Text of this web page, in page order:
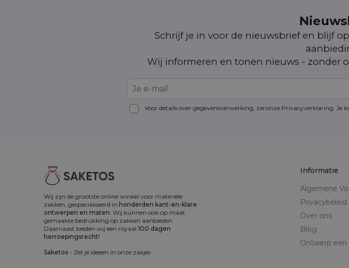
Schrijf je in voor de nieuwsbrief en blijf
Wij informeren en tonen nieuws - zonder
Voor details over gegevensverwerking, zie onze Privacyverklaring. Je
Wij zijn de grootste online winkel voor materiële
zakken, gespecialiseerd in honderden kant-en-klare
ontwerpen en maten. Wij kunnen ook op maat
gemaakte bedrukking op zakken aanbieden.
Daarnaast bieden wij een royaal 100 dagen
herroepingsrecht!
Saketos - Zet je ideeën in onze zakjes
Informatie
Algemene
Privacybeleid
Over ons
Blog
Ontwerp een